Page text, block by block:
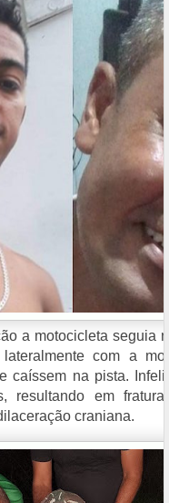
a motocicleta seguia
com a
caíssem na pista.
em
craniana.